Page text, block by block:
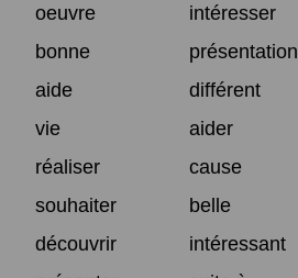
oeuvre
intéresser
bonne
présentation
aide
différent
vie
aider
réaliser
cause
souhaiter
belle
découvrir
intéressant